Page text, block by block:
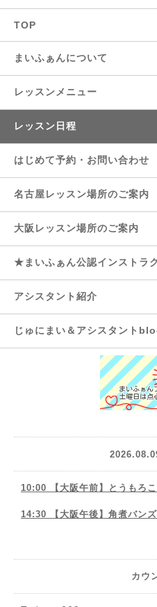
TOP
まいふぁんについて
レッスンメニュー
レッスン日程
はじめて予約・お問い合わせ
名古屋レッスン場所のご案内
大阪レッスン場所のご案内
★まいふぁん公認インストラ
アシスタント紹介
じゅにまい＆アシスタント
10:00 【大阪午前】とうもろ
14:30 【大阪午後】角煮バン
カウ